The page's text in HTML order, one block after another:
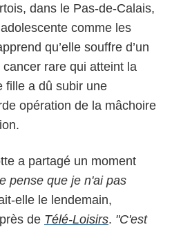
dans le Pas-de-Calais,
comme les
qu’elle souffre d’un
rare qui atteint la
fille a dû subir une
opération de la mâchoire
a partagé un moment
pense que je n'ai pas
elle le lendemain,
de Télé-Loisirs. "C'est